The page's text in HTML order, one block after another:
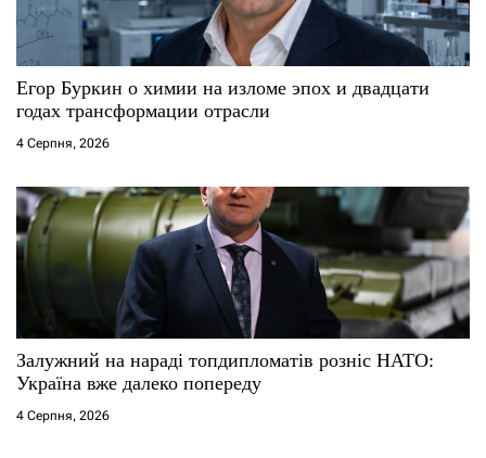
и
с
і
в
Егор Буркин о химии на изломе эпох и двадцати
годах трансформации отрасли
4 Серпня, 2026
Залужний на нараді топдипломатів розніс НАТО:
Україна вже далеко попереду
4 Серпня, 2026